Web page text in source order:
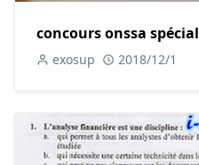
concours onssa
exosup 2018/12/1